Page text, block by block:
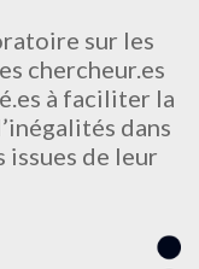
sur les
chercheur.es
à faciliter la
dans
issues de leur